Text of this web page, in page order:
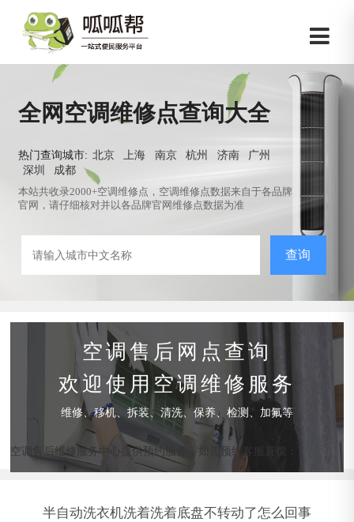
全网空调维修点查询大全
热门查询城市: 北京 上海 南京 杭州 济南
广州
深圳
成都
本站共收录2000+空调维修点，空调维修点数据来自于各品牌
官网，请仔细核对并以各品牌官网维修点数据为准
查询
空调售后网点查询
欢迎使用空调维修服务
维修、移机、拆装、清洗、保养、检测、加氟等
空调售后维修服务中心提供预约服务，如需预约客服直拨：
半自动洗衣机洗着洗着底盘不转动了怎么回事